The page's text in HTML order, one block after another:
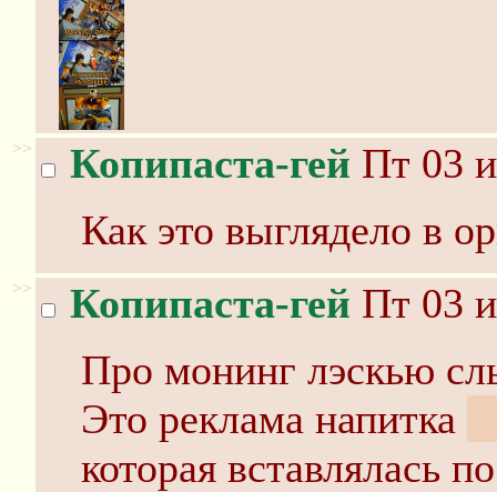
>> Копипаста-гей Пт 03
Как это выглядело в
>> Копипаста-гей Пт 03
Про монинг лэскью
Это реклама напитка
которая вставлялась